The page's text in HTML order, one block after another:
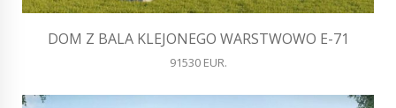
DOM Z BALA KLEJONEGO WARSTWOWO E-71
91530 EUR.